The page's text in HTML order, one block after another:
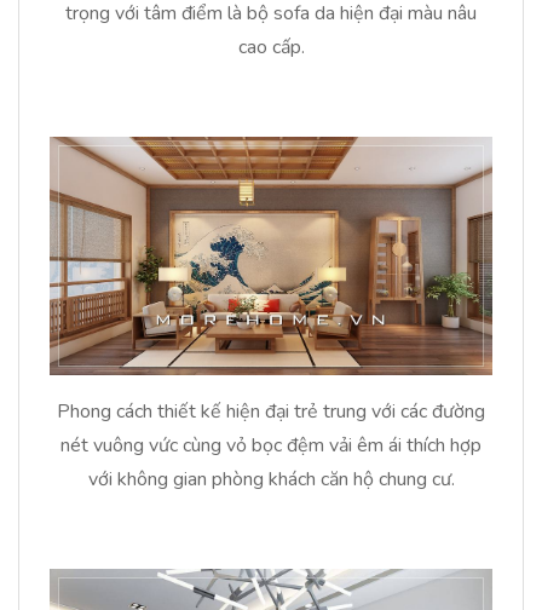
trọng với tâm điểm là bộ sofa da hiện đại màu nâu
cao cấp.
Phong cách thiết kế hiện đại trẻ trung với các đường
nét vuông vức cùng vỏ bọc đệm vải êm ái thích hợp
với không gian phòng khách căn hộ chung cư.